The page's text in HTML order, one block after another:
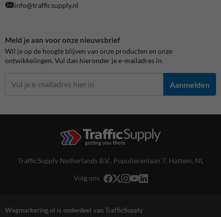
info@trafficsupply.nl
Meld je aan voor onze nieuwsbrief
Wil je op de hoogte blijven van onze producten en onze
ontwikkelingen. Vul dan hieronder je e-mailadres in.
Aanmelden
TrafficSupply Netherlands B.V., Populierenlaan 7, Hattem, NL
Volg ons
Wegmarkering.nl is onderdeel van TrafficSupply